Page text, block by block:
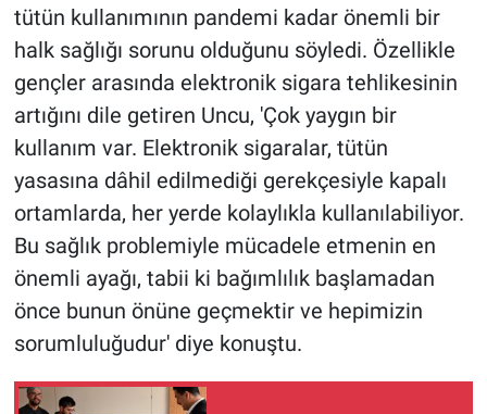
tütün kullanımının pandemi kadar önemli bir
halk sağlığı sorunu olduğunu söyledi. Özellikle
gençler arasında elektronik sigara tehlikesinin
artığını dile getiren Uncu, 'Çok yaygın bir
kullanım var. Elektronik sigaralar, tütün
yasasına dâhil edilmediği gerekçesiyle kapalı
ortamlarda, her yerde kolaylıkla kullanılabiliyor.
Bu sağlık problemiyle mücadele etmenin en
önemli ayağı, tabii ki bağımlılık başlamadan
önce bunun önüne geçmektir ve hepimizin
sorumluluğudur' diye konuştu.